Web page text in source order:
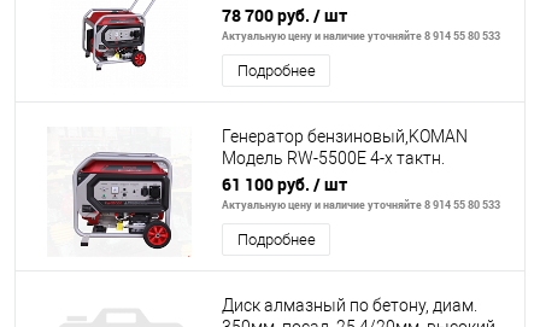
8000Вт-8500ВТ силовая розетка,
78 700 руб. / шт
Актуальную цену и наличие уточняйте 8 914 55 80 533
Подробнее
Генератор бензиновый,KOMAN
Модель RW-5500E 4-х тактн.
5000Вт-5500Вт, силовая розетка,
эл. старте
61 100 руб. / шт
Актуальную цену и наличие уточняйте 8 914 55 80 533
Подробнее
Диск алмазный по бетону, диам.